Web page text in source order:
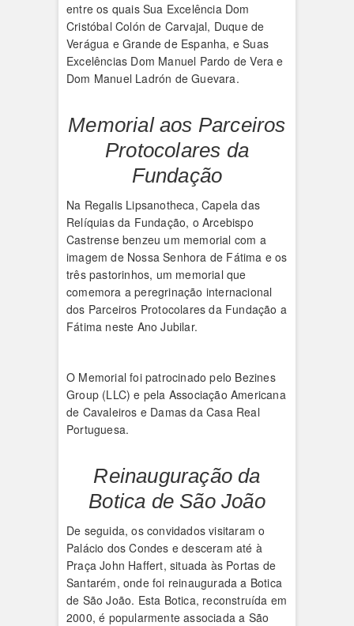
entre os quais Sua Excelência Dom
Cristóbal Colón de Carvajal, Duque de
Verágua e Grande de Espanha, e Suas
Excelências Dom Manuel Pardo de Vera e
Dom Manuel Ladrón de Guevara.
Memorial aos Parceiros
Protocolares da
Fundação
Na Regalis Lipsanotheca, Capela das
Relíquias da Fundação, o Arcebispo
Castrense benzeu um memorial com a
imagem de Nossa Senhora de Fátima e os
três pastorinhos, um memorial que
comemora a peregrinação internacional
dos Parceiros Protocolares da Fundação a
Fátima neste Ano Jubilar.
O Memorial foi patrocinado pelo Bezines
Group (LLC) e pela Associação Americana
de Cavaleiros e Damas da Casa Real
Portuguesa.
Reinauguração da
Botica de São João
De seguida, os convidados visitaram o
Palácio dos Condes e desceram até à
Praça John Haffert, situada às Portas de
Santarém, onde foi reinaugurada a Botica
de São João. Esta Botica, reconstruída em
2000, é popularmente associada a São